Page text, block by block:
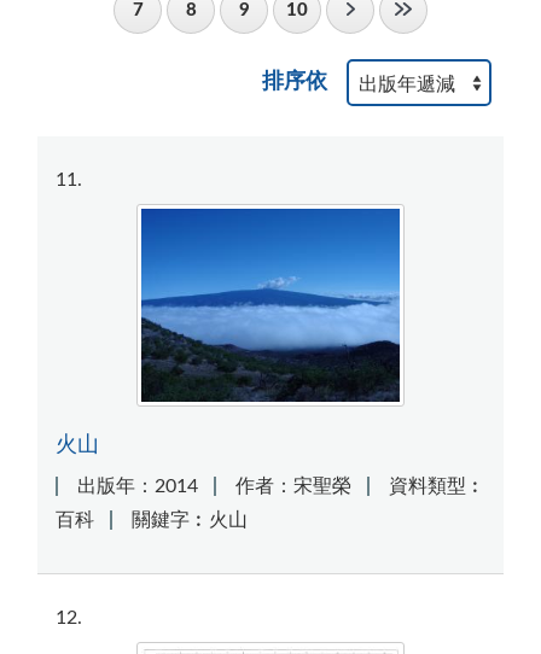
7 8 9 10
排序依
11
火山
出版年：2014 作者：宋聖榮
資料類型︰
百科
關鍵字︰火山
12